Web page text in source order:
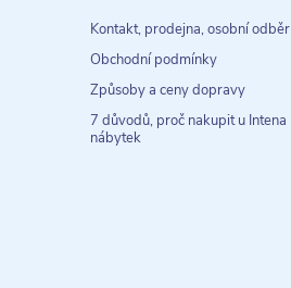
Kontakt, prodejna, osobní odběr
Obchodní podmínky
Způsoby a ceny dopravy
7 důvodů, proč nakupit u Intena
nábytek